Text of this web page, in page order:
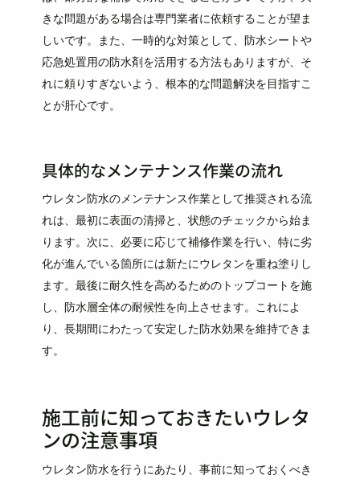
きな問題がある場合は専門業者に依頼することが望ま
しいです。また、一時的な対策として、防水シートや
応急処置用の防水剤を活用する方法もありますが、そ
れに頼りすぎないよう、根本的な問題解決を目指すこ
とが肝心です。
具体的なメンテナンス作業の流れ
ウレタン防水のメンテナンス作業として推奨される流
れは、最初に表面の清掃と、状態のチェックから始ま
ります。次に、必要に応じて補修作業を行い、特に劣
化が進んでいる箇所には新たにウレタンを重ね塗りし
ます。最後に耐久性を高めるためのトップコートを施
し、防水層全体の耐候性を向上させます。これによ
り、長期間にわたって安定した防水効果を維持できま
す。
施工前に知っておきたいウレタ
ンの注意事項
ウレタン防水を行うにあたり、事前に知っておくべき